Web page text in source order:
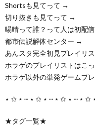
Shortsも見てって →
切り抜きも見てって →
暘晴って誰？って人は初配
都市伝説解体センター →
あんスタ完全初見プレイリ
ホラゲのプレイリストはこ
ホラゲ以外の単発ゲームプ
⋆ ✩ ⋆ ┄ ⋆ ✩ ⋆ ┄ ⋆ ✩ ⋆ ┄ ⋆ ✩
★タグ一覧★